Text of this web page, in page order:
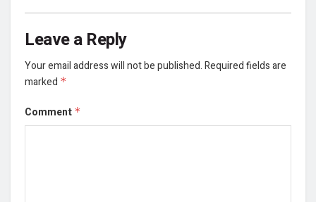
Leave a Reply
Your email address will not be published.Required fields are
marked *
Comment *